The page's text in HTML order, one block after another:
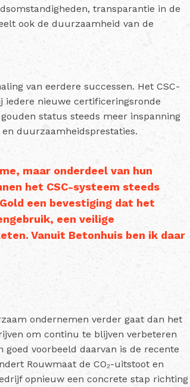
transparantie in de
ook de duurzaamheid van de
van eerdere successen. Het CSC-
iedere nieuwe certificeringsronde
status steeds meer inspanning
duurzaamheidsprestaties.
maar onderdeel van hun
het CSC-systeem steeds
een bevestiging dat het
een veilige
Vanuit Betonhuis ben ik daar
ondernemen verder gaat dan het
om continu te blijven verbeteren
voorbeeld daarvan is de recente
Rouwmaat de CO₂-uitstoot en
opnieuw een concrete stap richting